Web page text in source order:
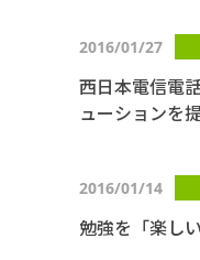
2016/01/27
西日本電信電
ューションを
2016/01/14
勉強を「楽し